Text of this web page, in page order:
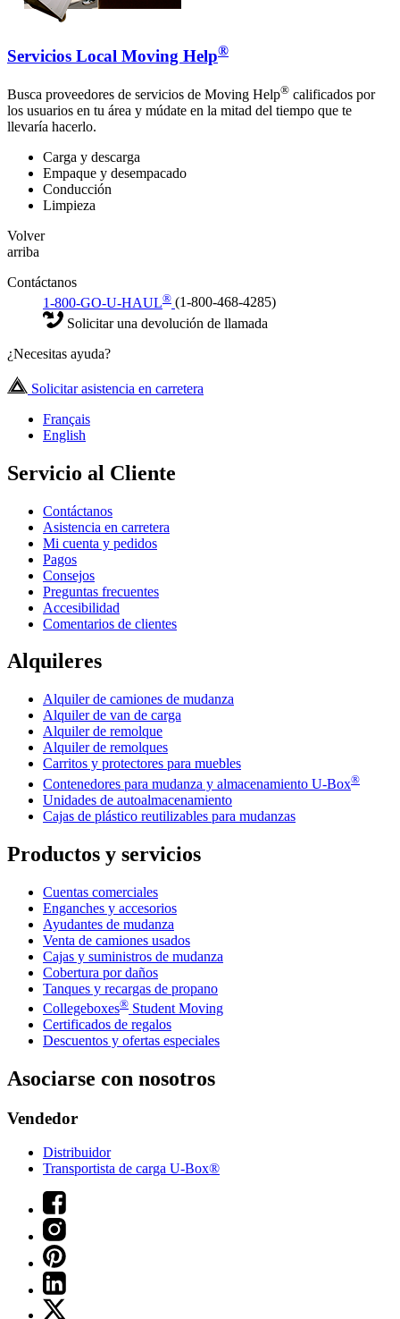
Servicios Local Moving Help®
Busca proveedores de servicios de Moving Help® calificados por
los usuarios en tu área y múdate en la mitad del tiempo que te
llevaría hacerlo.
Carga y descarga
Empaque y desempacado
Conducción
Limpieza
Volver
arriba
Contáctanos
1-800-GO-U-HAUL® (1-800-468-4285)
Solicitar una devolución de llamada
¿Necesitas ayuda?
Solicitar asistencia en carretera
Français
English
Servicio al Cliente
Contáctanos
Asistencia en carretera
Mi cuenta y pedidos
Pagos
Consejos
Preguntas frecuentes
Accesibilidad
Comentarios de clientes
Alquileres
Alquiler de camiones de mudanza
Alquiler de van de carga
Alquiler de remolque
Alquiler de remolques
Carritos y protectores para muebles
Contenedores para mudanza y almacenamiento U-Box®
Unidades de autoalmacenamiento
Cajas de plástico reutilizables para mudanzas
Productos y servicios
Cuentas comerciales
Enganches y accesorios
Ayudantes de mudanza
Venta de camiones usados
Cajas y suministros de mudanza
Cobertura por daños
Tanques y recargas de propano
Collegeboxes® Student Moving
Certificados de regalos
Descuentos y ofertas especiales
Asociarse con nosotros
Vendedor
Distribuidor
Transportista de carga U-Box®